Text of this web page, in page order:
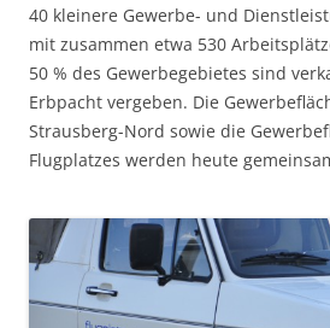
40 kleinere Gewerbe- und
mit zusammen etwa 530
50 % des Gewerbegebietes sind
Erbpacht vergeben. Die
Strausberg-Nord sowie die
Flugplatzes werden heute